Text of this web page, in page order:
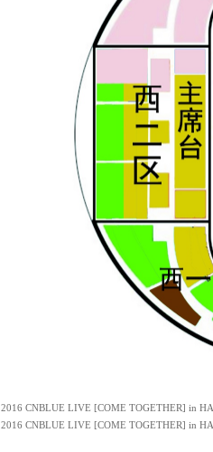
2016 CNBLUE LIVE [COME TOGETHER] in
2016 CNBLUE LIVE [COME TOGETHER] in